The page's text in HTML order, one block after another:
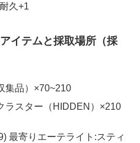
久+1
イテムと採取場所（採
集品）×70~210
ラスター（HIDDEN）×210
最寄りエーテライト:スティ